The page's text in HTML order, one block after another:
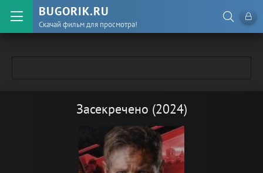
BUGORIK.RU
Скачай фильм для просмотра!
Засекречено (2024)